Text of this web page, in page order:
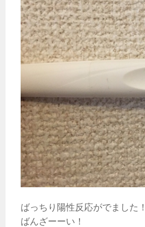
ばっちり陽性反応がでました
ばんざーーい！